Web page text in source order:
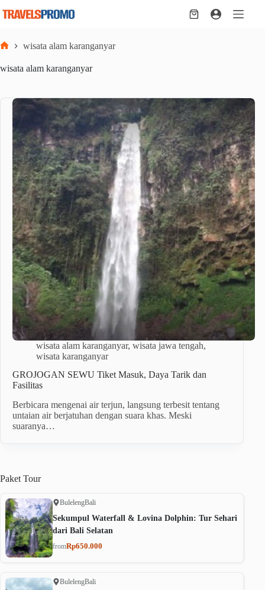
Shopping
wisata alam karanganyar
wisata alam karanganyar
wisata alam karanganyar, wisata jawa tengah,
wisata karanganyar
GROJOGAN SEWU Tiket Masuk, Daya Tarik dan
Fasilitas
Berbicara mengenai air terjun, langsung terbesit tentang
untaian air berjatuhan dengan suara khas. Meski
suaranya…
Paket Tour
BulelengBali
Sekumpul Waterfall & Lovina Dolphin: Tur Sehari
dari Bali Selatan
fromRp650.000
BulelengBali